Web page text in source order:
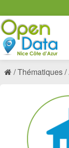
Thématiques